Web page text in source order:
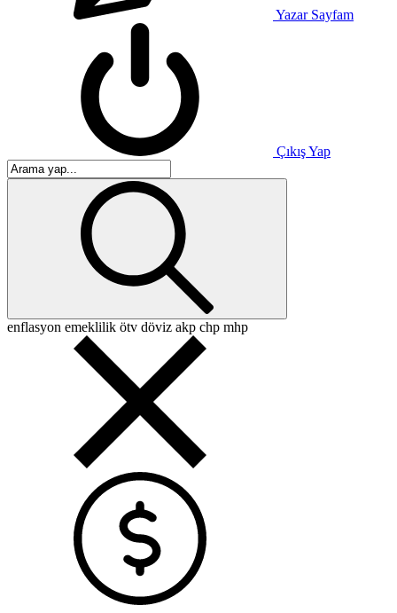
Yazar Sayfam
Çıkış Yap
enflasyon emeklilik ötv döviz akp chp mhp